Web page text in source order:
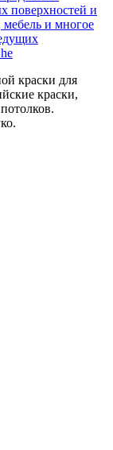
краски для
краски,